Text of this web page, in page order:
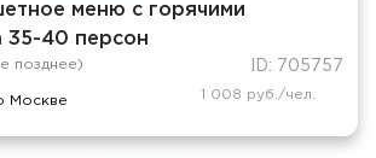
меню c горячими
35-40 персон
позднее) ID: 705757
Москве 1 008 руб./чел.